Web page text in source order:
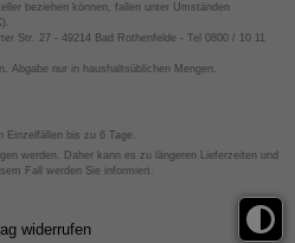
beziehen können, fallen unter Umständen
Str. 27 - 49214 Bad Rothenfelde - Tel 0800 / 10 11
Abgabe nur in haushaltsüblichen Mengen.
bis zu 6 Tage.
werden. Daher kann es zu längeren Lieferzeiten und
Fall werden Sie informiert.
widerrufen